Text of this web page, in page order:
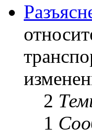
2
1